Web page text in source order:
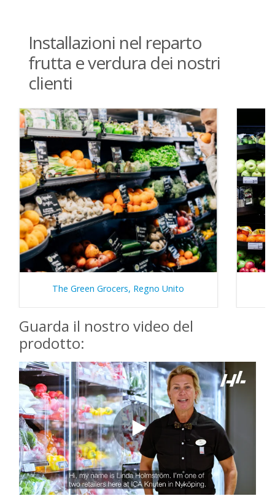
Installazioni nel reparto
frutta e verdura dei nostri
clienti
The Green Grocers, Regno Unito
Guarda il nostro video del
prodotto: